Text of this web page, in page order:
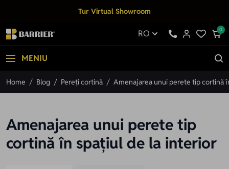
Tur Virtual Showroom
RO 0
MENIU
Home / Blog / Pereți cortină / Amenajarea unui perete tip cortină
Amenajarea unui perete tip
cortină în spațiul de la interior